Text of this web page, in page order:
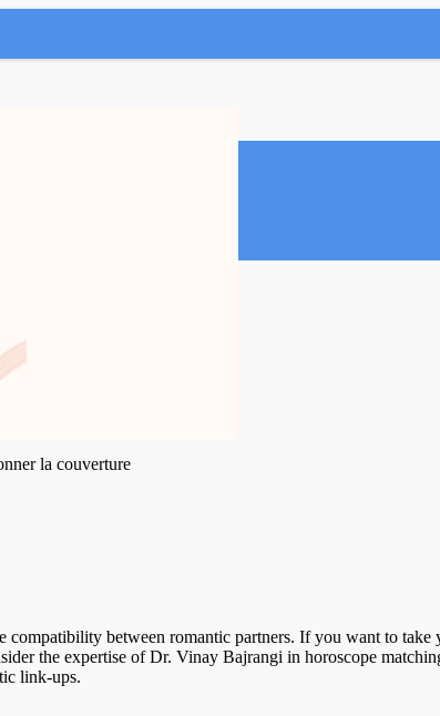
la couverture
between romantic partners. If you want to
the expertise of Dr. Vinay Bajrangi in horoscope
link-ups.